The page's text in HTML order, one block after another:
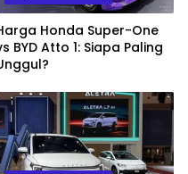
Honda Super-One
BYD Atto 1: Siapa Paling